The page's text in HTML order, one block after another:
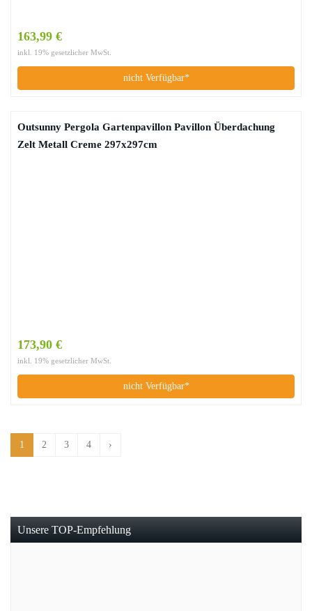
163,99 €
inkl. 19% gesetzlicher MwSt.
nicht Verfügbar*
Outsunny Pergola Gartenpavillon Pavillon Überdachung
Zelt Metall Creme 297x297cm
173,90 €
inkl. 19% gesetzlicher MwSt.
nicht Verfügbar*
1 2 3 4 ›
Unsere TOP-Empfehlung